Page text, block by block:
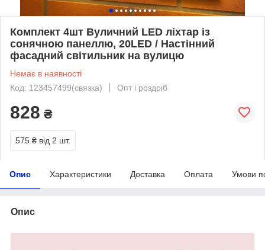
Комплект 4шт Вуличний LED ліхтар із
сонячною панеллю, 20LED / Настінний
фасадний світильник на вулицю
Немає в наявності
Код: 123457499(связка)
Опт і роздріб
828 ₴
575 ₴ від 2 шт.
Опис Характеристики Доставка Оплата Умови
Опис